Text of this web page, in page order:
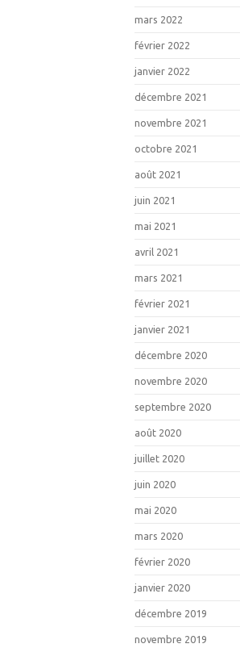
mars 2022
février 2022
janvier 2022
décembre 2021
novembre 2021
octobre 2021
août 2021
juin 2021
mai 2021
avril 2021
mars 2021
février 2021
janvier 2021
décembre 2020
novembre 2020
septembre 2020
août 2020
juillet 2020
juin 2020
mai 2020
mars 2020
février 2020
janvier 2020
décembre 2019
novembre 2019